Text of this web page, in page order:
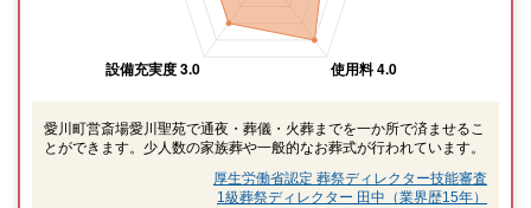
愛川町営斎場愛川聖苑で通夜・葬儀・火葬までを一か所で済ませるこ
とができます。少人数の家族葬や一般的なお葬式が行われています。
厚生労働省認定 葬祭ディレクター技能審査
1級葬祭ディレクター 田中（業界歴15年）